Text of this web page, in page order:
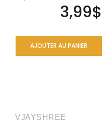
présentés dans un
emballage recyclabl..
3,99$
AJOUTER AU PANIER
VJAYSHREE